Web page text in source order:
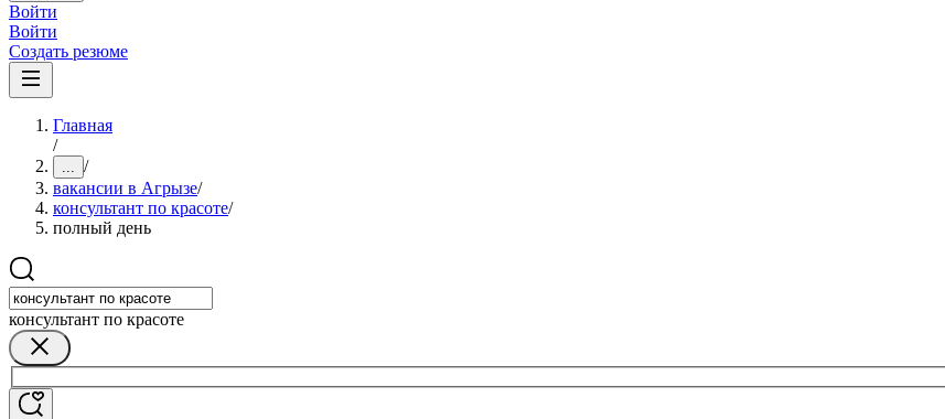
Войти
Войти
Создать резюме
Главная
/
... /
вакансии в Агрызе/
консультант по красоте/
полный день
консультант по красоте